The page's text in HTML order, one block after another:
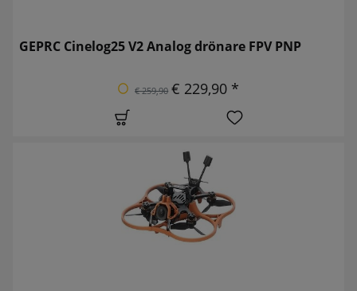
GEPRC Cinelog25 V2 Analog drönare FPV PNP
€ 259,90 € 229,90 *